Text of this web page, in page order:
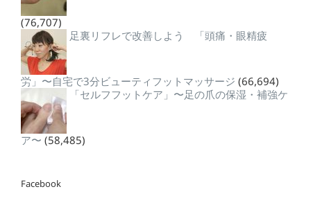
(76,707)
足裏リフレで改善しよう 「頭痛・眼精疲
労」〜自宅で3分ビューティフットマッサージ (66,694)
「セルフフットケア」〜足の爪の保湿・補強ケ
ア〜 (58,485)
Facebook